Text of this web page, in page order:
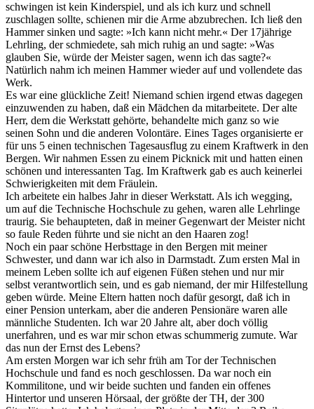
schwingen ist kein Kinderspiel, und als ich kurz und schnell
zuschlagen sollte, schienen mir die Arme abzubrechen. Ich ließ den
Hammer sinken und sagte: »Ich kann nicht mehr.« Der 17jährige
Lehrling, der schmiedete, sah mich ruhig an und sagte: »Was
glauben Sie, würde der Meister sagen, wenn ich das sagte?«
Natürlich nahm ich meinen Hammer wieder auf und vollendete das
Werk.
Es war eine glückliche Zeit! Niemand schien irgend etwas dagegen
einzuwenden zu haben, daß ein Mädchen da mitarbeitete. Der alte
Herr, dem die Werkstatt gehörte, behandelte mich ganz so wie
seinen Sohn und die anderen Volontäre. Eines Tages organisierte er
für uns 5 einen technischen Tagesausflug zu einem Kraftwerk in den
Bergen. Wir nahmen Essen zu einem Picknick mit und hatten einen
schönen und interessanten Tag. Im Kraftwerk gab es auch keinerlei
Schwierigkeiten mit dem Fräulein.
Ich arbeitete ein halbes Jahr in dieser Werkstatt. Als ich wegging,
um auf die Technische Hochschule zu gehen, waren alle Lehrlinge
traurig. Sie behaupteten, daß in meiner Gegenwart der Meister nicht
so faule Reden führte und sie nicht an den Haaren zog!
Noch ein paar schöne Herbsttage in den Bergen mit meiner
Schwester, und dann war ich also in Darmstadt. Zum ersten Mal in
meinem Leben sollte ich auf eigenen Füßen stehen und nur mir
selbst verantwortlich sein, und es gab niemand, der mir Hilfestellung
geben würde. Meine Eltern hatten noch dafür gesorgt, daß ich in
einer Pension unterkam, aber die anderen Pensionäre waren alle
männliche Studenten. Ich war 20 Jahre alt, aber doch völlig
unerfahren, und es war mir schon etwas schummerig zumute. War
das nun der Ernst des Lebens?
Am ersten Morgen war ich sehr früh am Tor der Technischen
Hochschule und fand es noch geschlossen. Da war noch ein
Kommilitone, und wir beide suchten und fanden ein offenes
Hintertor und unseren Hörsaal, der größte der TH, der 300